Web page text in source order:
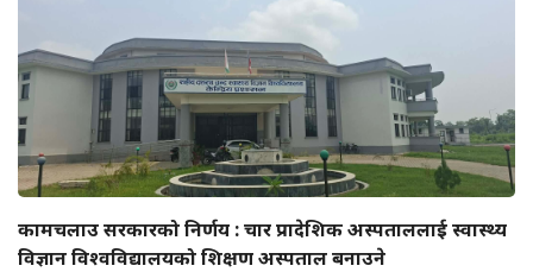
कामचलाउ सरकारको निर्णय : चार प्रादेशिक अस्पताललाई स्वास्थ्य
विज्ञान विश्वविद्यालयको शिक्षण अस्पताल बनाउने